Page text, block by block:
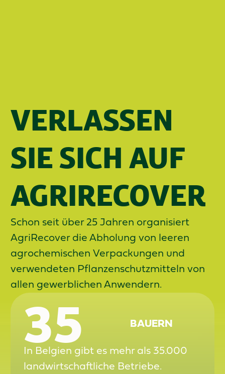
VERLASSEN
SIE SICH AUF
AGRIRECOVER
Schon seit über 25 Jahren organisiert
AgriRecover die Abholung von leeren
agrochemischen Verpackungen und
verwendeten Pflanzenschutzmitteln von
allen gewerblichen Anwendern.
35 BAUERN
In Belgien gibt es mehr als 35.000
landwirtschaftliche Betriebe.